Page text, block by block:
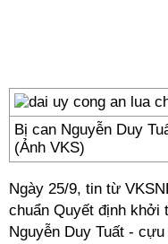
Bị can Nguyễn Duy
(Ảnh VKS)
Ngày 25/9, tin từ
chuẩn Quyết định khởi
Nguyễn Duy Tuất -